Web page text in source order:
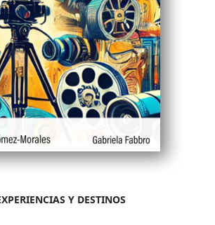
Y DESTINOS